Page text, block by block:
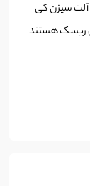
آلت سیزن کی
ریسک هستند